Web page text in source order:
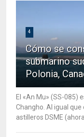
4
Cómo se
submarino
Polonia,
El «An Mu» (SS-085)
Changho. Al igual
astilleros DSME (ahora